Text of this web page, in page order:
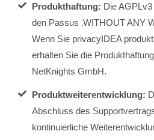
Produkthaftung: Die
den Passus ‚WITHOUT ANY
Wenn Sie privacyIDEA
erhalten Sie die
NetKnights GmbH.
Produktweiterentwicklung:
Abschluss des
kontinuierliche